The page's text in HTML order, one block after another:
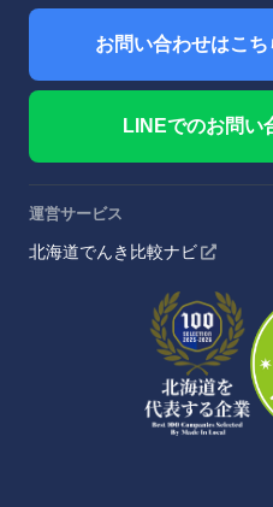
お問い合わせはこち
LINEでのお問い
運営サービス
北海道でんき比較ナビ